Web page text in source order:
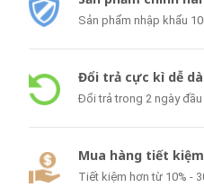
Sản phẩm nhập khẩu
Đổi trả cực kì dễ
Đổi trả trong 2 ngày đầu
Mua hàng tiết kiệm
Tiết kiệm hơn từ 10% -